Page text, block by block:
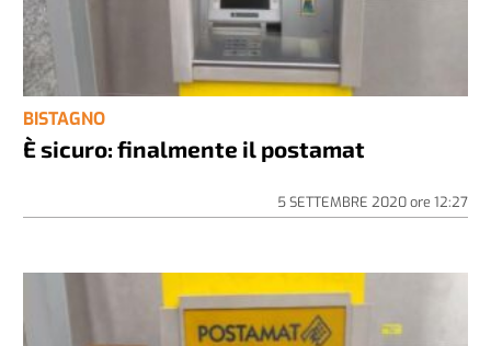
BISTAGNO
È sicuro: finalmente il postamat
5 SETTEMBRE 2020ore 12:27